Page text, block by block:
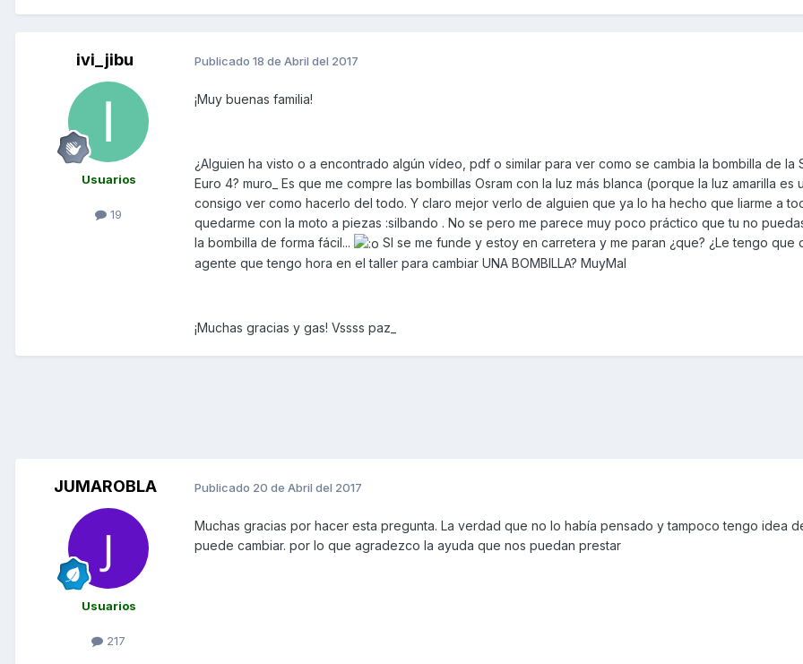
ivi_jibu
Usuarios
19
Publicado 18 de Abril del 2017
¡Muy buenas familia!
¿Alguien ha visto o a encontrado algún vídeo, pdf o similar para ver como se cambia la bombilla de la
Euro 4? muro_ Es que me compre las bombillas Osram con la luz más blanca (porque la luz amarilla es
consigo ver como hacerlo del todo. Y claro mejor verlo de alguien que ya lo ha hecho que liarme a
quedarme con la moto a piezas :silbando . No se pero me parece muy poco práctico que tu no
la bombilla de forma fácil...
SI se me funde y estoy en carretera y me paran ¿que? ¿Le tengo que
agente que tengo hora en el taller para cambiar UNA BOMBILLA? MuyMal
¡Muchas gracias y gas! Vssss paz_
JUMAROBLA
Usuarios
217
Publicado 20 de Abril del 2017
Muchas gracias por hacer esta pregunta. La verdad que no lo había pensado y tampoco tengo idea
puede cambiar. por lo que agradezco la ayuda que nos puedan prestar